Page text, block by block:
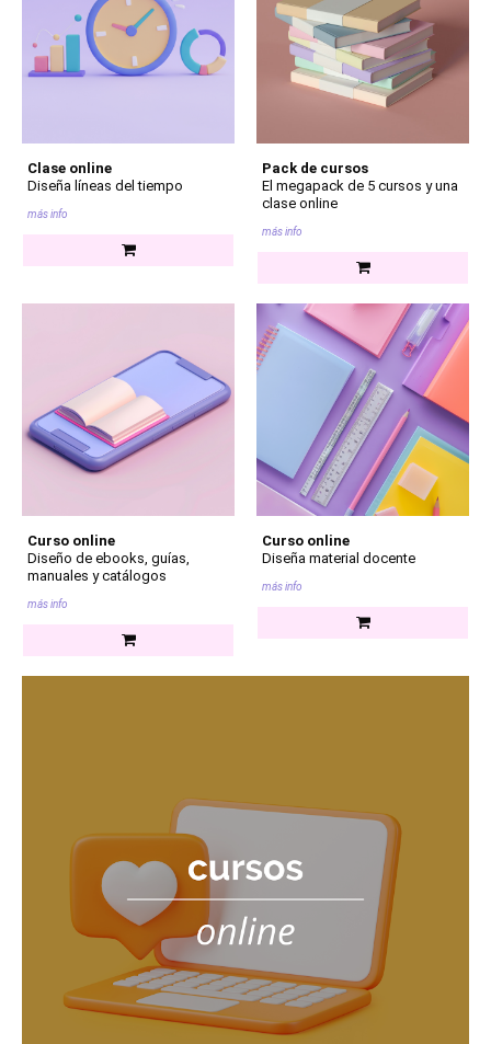
Clase online
Diseña líneas del tiempo
más info
Pack de cursos
El megapack de 5 cursos y una
clase online
más info
Curso online
Diseño de ebooks, guías,
manuales y catálogos
más info
Curso online
Diseña material docente
más info